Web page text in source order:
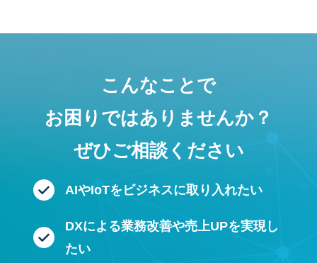
こんなことで
お困りではありませんか？
ぜひご相談ください
AIやIoTをビジネスに取り入れたい
DXによる業務改善や売上UPを実現し
たい